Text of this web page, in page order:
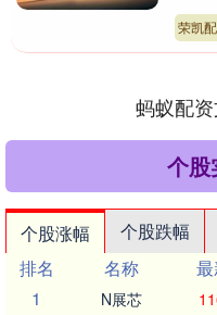
首搭
荣凯
蚂蚁配
个股
个股涨幅 个股跌幅
排名
名称
1
N展芯